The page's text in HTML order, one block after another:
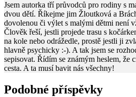
Jsem autorka tří průvodců pro rodiny s
dvou dětí. Říkejme jim Žloutková a
dovolenou či výlet s malými dětmi není
Člověk řeší, jestli projede trasu s
na kole nebo odrážedle, prostě jestli ji
hlavně psychicky :-). A tak jsem se
sepisovat. Řídím se známým heslem, že
cesta. A ta musí bavit nás všechny!
Podobné příspěvky